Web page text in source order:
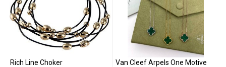
Rich Line Choker Van Cleef Arpels One Motive